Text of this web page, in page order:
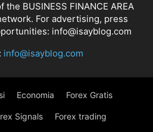
BUSINESS FINANCE AREA
For advertising, press
info@isayblog.com
info@isayblog.com
Economia Forex Gratis
Signals Forex trading